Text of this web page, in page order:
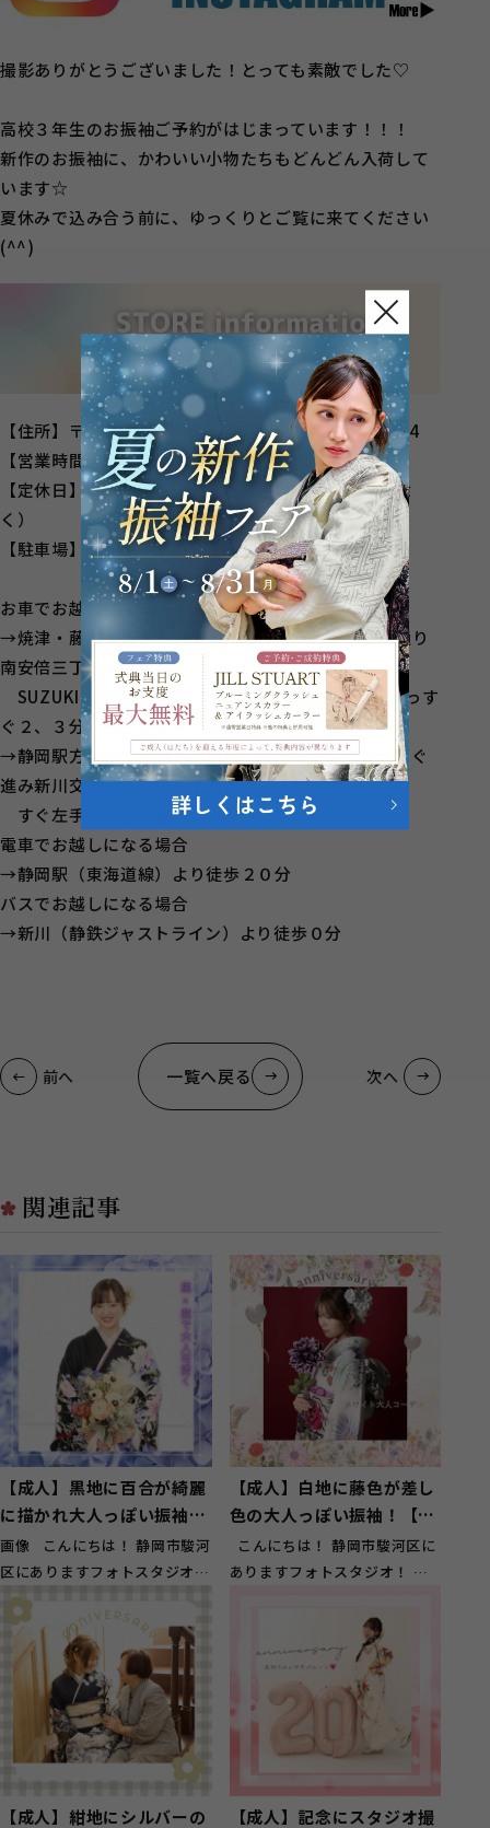
撮影ありがとうございました！とっても素敵でした♡
高校３年生のお振袖ご予約がはじまっています！！！
新作のお振袖に、かわいい小物たちもどんどん入荷して
います☆
夏休みで込み合う前に、ゆっくりとご覧に来てください
(^^)
【住所】〒422-8064 静岡県静岡市駿河区新川2-6-4
【営業時間】10：00～18：30
【定休日】第二・第三火曜日 毎週水曜日（祭日を除
く）
【駐車場】あり
お車でお越しになる場合
→焼津・藤枝方面からお越しの場合 東名インター通り
南安倍三丁目の交差点
SUZUKIさんを静岡駅方面に向かい南幹線沿いをまっす
ぐ２、３分。右手にございます。
→静岡駅方面からお越しの場合 南幹線沿いをまっすぐ
進み新川交番東の交差点を過ぎ
すぐ左手にございます。
電車でお越しになる場合
→静岡駅（東海道線）より徒歩２０分
バスでお越しになる場合
→新川（静鉄ジャストライン）より徒歩０分
前へ 一覧へ戻る 次へ
関連記事
【成人】黒地に百合が綺麗
に描かれ大人っぽい振袖
【葵区】
画像 こんにちは！ 静岡市駿河
区にありますフォトスタジオ！
ガーネット静岡インター店です
♪...
【成人】白地に藤色が差し
色の大人っぽい振袖！【駿
河区】
こんにちは！ 静岡市駿河区に
ありますフォトスタジオ！ ガ
【成人】紺地にシルバーの 【成人】記念にスタジオ撮